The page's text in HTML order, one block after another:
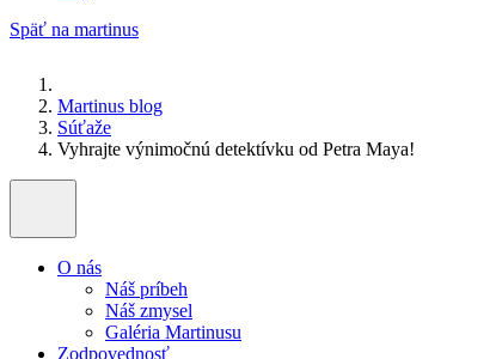
Späť na martinus
Martinus blog
Súťaže
Vyhrajte výnimočnú detektívku od Petra Maya!
O nás
Náš príbeh
Náš zmysel
Galéria Martinusu
Zodpovednosť